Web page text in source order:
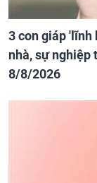
3 con giáp 'lĩnh
nhà, sự nghiệp
8/8/2026